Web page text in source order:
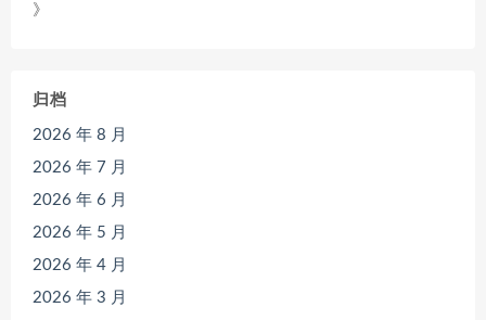
》
归档
2026 年 8 月
2026 年 7 月
2026 年 6 月
2026 年 5 月
2026 年 4 月
2026 年 3 月